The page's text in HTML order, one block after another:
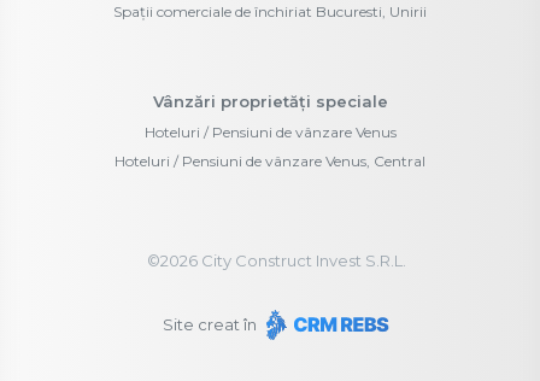
Spații comerciale de închiriat Bucuresti, Unirii
Vânzări proprietăți speciale
Hoteluri / Pensiuni de vânzare Venus
Hoteluri / Pensiuni de vânzare Venus, Central
©2026City Construct Invest S.R.L.
Site creat în